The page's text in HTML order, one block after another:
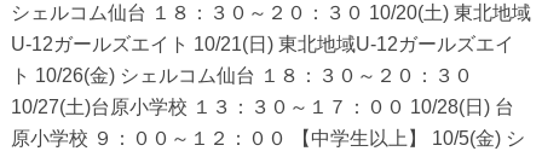
シェルコム仙台 １８：３０～２０：３０ 10/20(土) 東北地域
U-12ガールズエイト 10/21(日) 東北地域U-12ガールズエイ
ト 10/26(金) シェルコム仙台 １８：３０～２０：３０
10/27(土)台原小学校 １３：３０～１７：００ 10/28(日) 台
原小学校 ９：００～１２：００ 【中学生以上】 10/5(金) シ